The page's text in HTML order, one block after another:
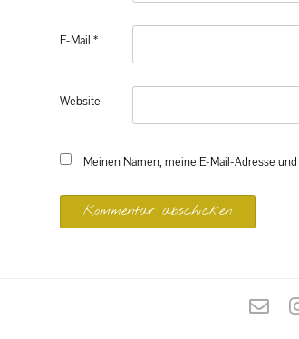
E-Mail *
Website
Meinen Namen, meine E-Mail-Adresse